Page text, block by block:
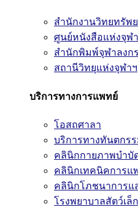
สำนักงานวิทยทรัพ
ศูนย์หนังสือแห่งจุฬ
สำนักพิมพ์จุฬาลงก
สถานีวิทยุแห่งจุฬาฯ
บริการทางการแพทย์
โอสถศาลา
บริการทางทันตกร
คลินิกกายภาพบำบั
คลินิกเทคนิคการแ
คลินิกโภชนาการแ
โรงพยาบาลสัตว์เล็